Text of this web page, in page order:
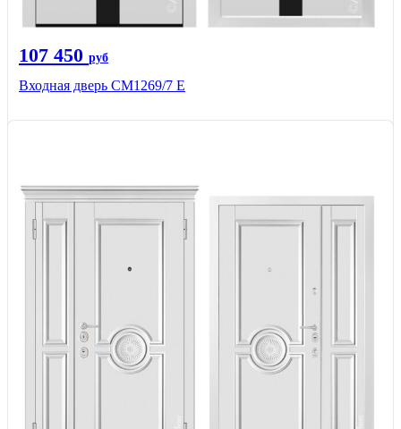
107 450 руб
Входная дверь CМ1269/7 Е